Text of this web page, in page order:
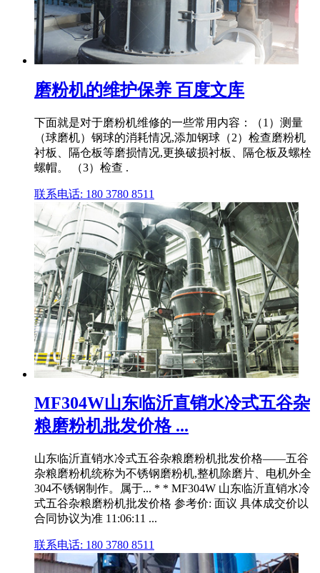
磨粉机的维护保养 百度文库
下面就是对于磨粉机维修的一些常用内容：（1）测量
（球磨机）钢球的消耗情况,添加钢球（2）检查磨粉机
衬板、隔仓板等磨损情况,更换破损衬板、隔仓板及螺栓
螺帽。 （3）检查 .
联系电话: 180 3780 8511
MF304W山东临沂直销水冷式五谷杂
粮磨粉机批发价格 ...
山东临沂直销水冷式五谷杂粮磨粉机批发价格——五谷
杂粮磨粉机统称为不锈钢磨粉机,整机除磨片、电机外全
304不锈钢制作。属于... * * MF304W 山东临沂直销水冷
式五谷杂粮磨粉机批发价格 参考价: 面议 具体成交价以
合同协议为准 11:06:11 ...
联系电话: 180 3780 8511